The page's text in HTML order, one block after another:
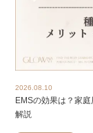
2026.08.10
EMSの効果は？家
解説